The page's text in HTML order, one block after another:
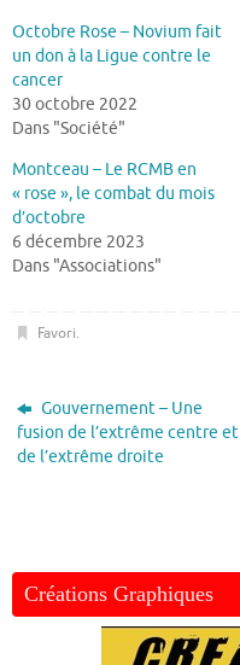
Octobre Rose – Novium fait
un don à la Ligue contre le
cancer
30 octobre 2022
Dans "Société"
Montceau – Le RCMB en
« rose », le combat du mois
d’octobre
6 décembre 2023
Dans "Associations"
Favori.
Gouvernement – Une
fusion de l’extrême centre et
de l’extrême droite
Créations Graphiques